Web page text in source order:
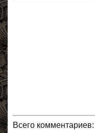
Всего комментариев: